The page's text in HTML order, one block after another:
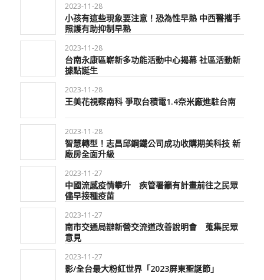
2023-11-28
小孩有這些現象要注意！恐為性早熟 中西醫攜手
照護有助抑制早熟
2023-11-28
台南永康區嶄新多功能活動中心揭幕 社區活動新
據點誕生
2023-11-28
王美花視察南科 爭取台積電1.4奈米廠進駐台南
2023-11-28
智慧轉型！志昌邱鋼鐵公司成功收購期美科技 新
廠房全面升級
2023-11-27
中國流感疫情攀升 疾管署籲有計畫前往之民眾
儘早接種疫苗
2023-11-27
南市交通局辦新營交流道改善說明會 蒐集民眾
意見
2023-11-27
影/全台最大粉紅世界「2023屏東聖誕節」